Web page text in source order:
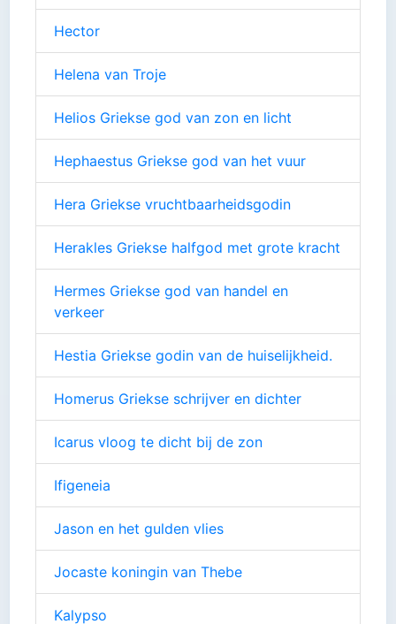
Hector
Helena van Troje
Helios Griekse god van zon en licht
Hephaestus Griekse god van het vuur
Hera Griekse vruchtbaarheidsgodin
Herakles Griekse halfgod met grote kracht
Hermes Griekse god van handel en
verkeer
Hestia Griekse godin van de huiselijkheid.
Homerus Griekse schrijver en dichter
Icarus vloog te dicht bij de zon
Ifigeneia
Jason en het gulden vlies
Jocaste koningin van Thebe
Kalypso